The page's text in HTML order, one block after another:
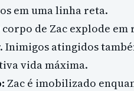
em uma linha reta.
corpo de Zac explode
Inimigos atingidos
vida máxima.
Zac é imobilizado